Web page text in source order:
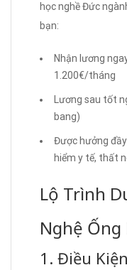
học nghề Đức
bạn:
Nhận lương
1.200€/tháng
Lương sau tốt
bang)
Được hưởng
hiểm y tế, thất
Lộ Trình
Nghệ
1. Điều